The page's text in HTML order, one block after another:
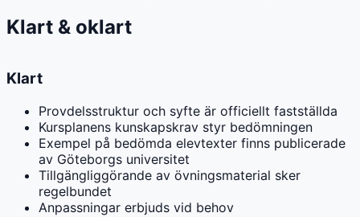
Klart & oklart
Klart
Provdelsstruktur och syfte är officiellt fastställda
Kursplanens kunskapskrav styr bedömningen
Exempel på bedömda elevtexter finns publicerade
av Göteborgs universitet
Tillgängliggörande av övningsmaterial sker
regelbundet
Anpassningar erbjuds vid behov